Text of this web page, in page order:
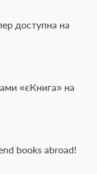
доступна на
«єКнига» на
books abroad!